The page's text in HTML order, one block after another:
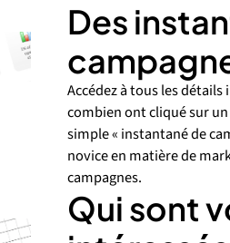
Des
Accédez à tous les
combien ont cliqué sur
simple « instantané de
novice en matière de
campagnes.
Qui sont